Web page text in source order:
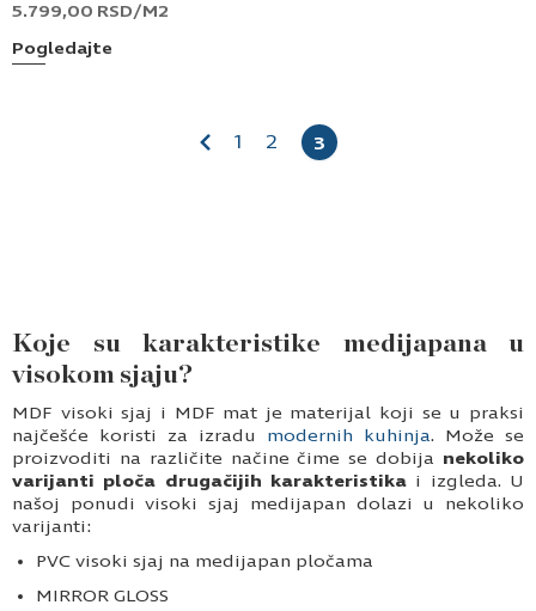
5.799,00 RSD/M2
Pogledajte
1 2 3
Koje su karakteristike medijapana u
visokom sjaju?
MDF visoki sjaj i MDF mat je materijal koji se u praksi
najčešće koristi za izradu modernih kuhinja. Može se
proizvoditi na različite načine čime se dobija nekoliko
varijanti ploča drugačijih karakteristika i izgleda. U
našoj ponudi visoki sjaj medijapan dolazi u nekoliko
varijanti:
PVC visoki sjaj na medijapan pločama
MIRROR GLOSS